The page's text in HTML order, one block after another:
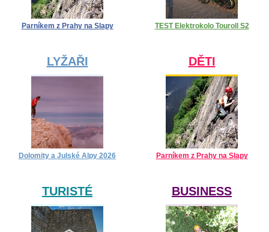
Parníkem z Prahy na Slapy TEST Elektrokolo Touroll S2
LYŽAŘI
Dolomity a Julské Alpy 2026
DĚTI
Parníkem z Prahy na Slapy
TURISTÉ BUSINESS